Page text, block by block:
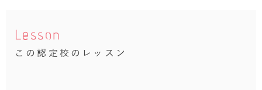
Lesson
この認定校のレッスン